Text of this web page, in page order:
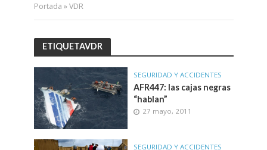
Portada »VDR
ETIQUETAVDR
SEGURIDAD Y ACCIDENTES
AFR447: las cajas negras
“hablan”
27 mayo, 2011
SEGURIDAD Y ACCIDENTES